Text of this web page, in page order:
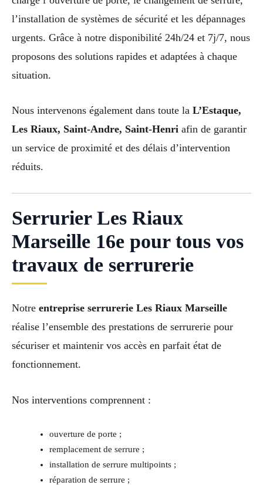
l’installation de systèmes de sécurité et les dépannages
urgents. Grâce à notre disponibilité 24h/24 et 7j/7, nous
proposons des solutions rapides et adaptées à chaque
situation.
Nous intervenons également dans toute la L’Estaque,
Les Riaux, Saint-Andre, Saint-Henri afin de garantir
un service de proximité et des délais d’intervention
réduits.
Serrurier Les Riaux
Marseille 16e pour tous vos
travaux de serrurerie
Notre entreprise serrurerie Les Riaux Marseille
réalise l’ensemble des prestations de serrurerie pour
sécuriser et maintenir vos accès en parfait état de
fonctionnement.
Nos interventions comprennent :
ouverture de porte ;
remplacement de serrure ;
installation de serrure multipoints ;
réparation de serrure ;